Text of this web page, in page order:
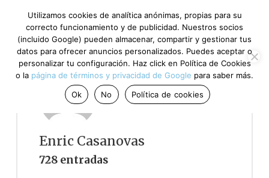
Enric Casanovas
728 entradas
Utilizamos cookies de analítica anónimas, propias para su
correcto funcionamiento y de publicidad. Nuestros socios
(incluido Google) pueden almacenar, compartir y gestionar tus
datos para ofrecer anuncios personalizados. Puedes aceptar o
personalizar tu configuración. Haz click en Política de Cookies
o la página de términos y privacidad de Google para saber más.
Ok
No Política de cookies